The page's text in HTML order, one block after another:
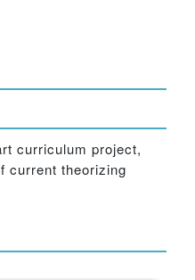
curriculum project,
current theorizing